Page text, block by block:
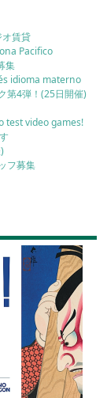
賃貸
Pacifico
集
idioma materno
第4弾！(25日開催)
test video games!
フ募集